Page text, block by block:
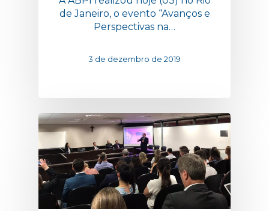
de Janeiro, o evento “Avanços e
Perspectivas na…
3 de dezembro de 2019